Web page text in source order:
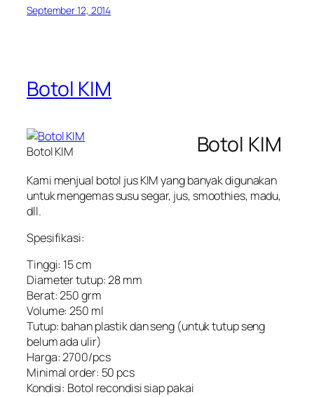
September 12, 2014
Botol KIM
Botol KIM Botol KIM
Kami menjual botol jus KIM yang banyak digunakan
untuk mengemas susu segar, jus, smoothies, madu,
dll.
Spesifikasi:
Tinggi: 15 cm
Diameter tutup: 28 mm
Berat: 250 grm
Volume: 250 ml
Tutup: bahan plastik dan seng (untuk tutup seng
belum ada ulir)
Harga: 2700/pcs
Minimal order: 50 pcs
Kondisi: Botol recondisi siap pakai